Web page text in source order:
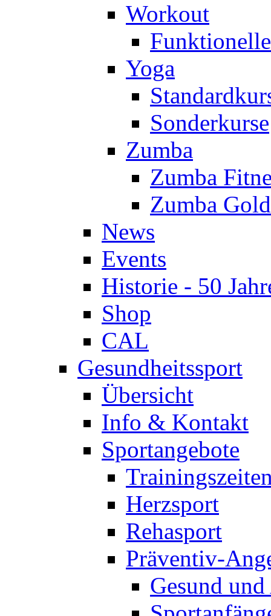
Workout
Yoga
Sonderkurse
Zumba
Zumba
Zumba Gold
News
Events
Historie - 50
Shop
CAL
Gesundheitssport
Übersicht
Info & Kontakt
Sportangebote
Herzsport
Rehasport
Präventiv-
Gesund